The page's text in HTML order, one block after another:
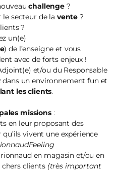
challenge ?
le secteur de la vente?
?
un(e)
) de l’enseigne et vous
avec de forts enjeux !
et/ou du Responsable
dans un environnement fun et
les clients.
missions:
en leur proposant des
vivent une expérience
en magasin et/ou en
clients (très important